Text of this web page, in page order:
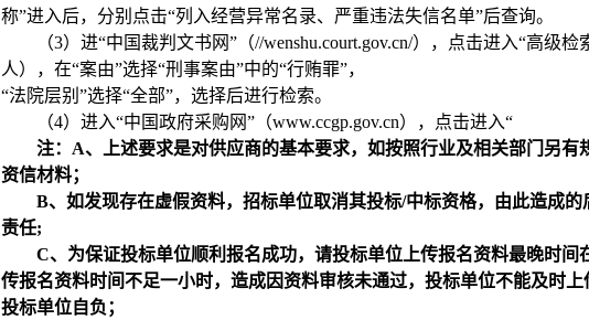
称”进入后，分别点击“列入经营异常名录、严重违法失信名单”后查询。
（3）进“中国裁判文书网”（//wenshu.court.gov.cn/），点击进入“高级
人），在“案由”选择“刑事案由”中的“行贿罪”，
“法院层别”选择“全部”，选择后进行检索。
（4）进入“中国政府采购网”（www.ccgp.gov.cn），点击进入“
注：A、上述要求是对供应商的基本要求，如按照行业及相关部门另
资信材料；
B、如发现存在虚假资料，招标单位取消其投标/中标资格，由此造成
责任;
C、为保证投标单位顺利报名成功，请投标单位上传报名资料最晚时
传报名资料时间不足一小时，造成因资料审核未通过，投标单位不能及时
投标单位自负；